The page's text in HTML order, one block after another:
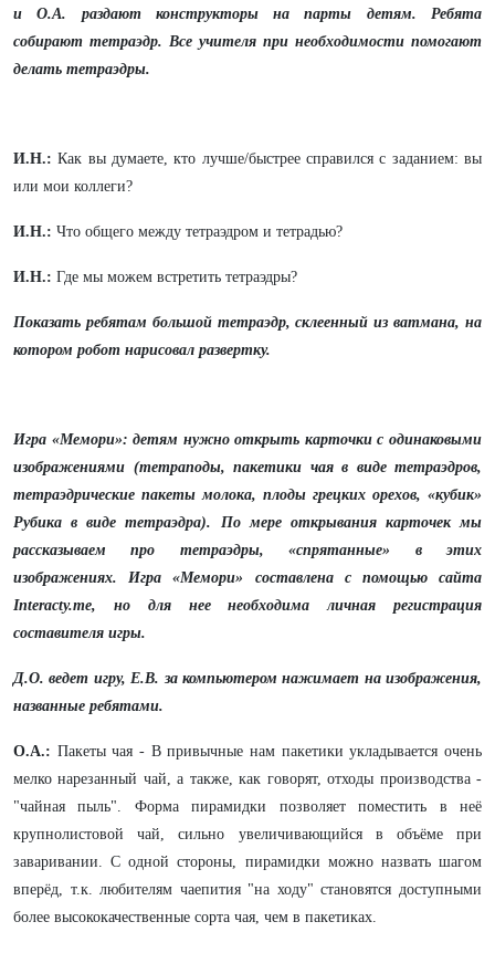
и О.А. раздают конструкторы на парты детям.
Ребята
собирают тетраэдр. Все учителя при необходимости помогают
делать тетраэдры.
И.Н.:Как вы думаете, кто лучше/быстрее справился с заданием: вы
или мои коллеги?
И.Н.: Что общего между тетраэдром и тетрадью?
И.Н.: Где мы можем встретить тетраэдры?
Показать ребятам большой тетраэдр, склеенный из ватмана, на
котором робот нарисовал развертку.
Игра «Мемори»: детям нужно открыть карточки с одинаковыми
изображениями (тетраподы, пакетики чая в виде тетраэдров,
тетраэдрические пакеты молока, плоды грецких орехов, «кубик»
Рубика в виде тетраэдра). По мере открывания карточек мы
рассказываем про тетраэдры, «спрятанные» в этих
изображениях. Игра «Мемори» составлена с помощью сайта
Interacty.me, но для нее необходима личная регистрация
составителя игры.
Д.О. ведет игру, Е.В. за компьютером нажимает на изображения,
названные ребятами.
О.А.: Пакеты чая - В привычные нам пакетики укладывается очень
мелко нарезанный чай, а также, как говорят, отходы производства -
"чайная пыль". Форма пирамидки позволяет поместить в неё
крупнолистовой чай, сильно увеличивающийся в объёме при
заваривании. С одной стороны, пирамидки можно назвать шагом
вперёд, т.к. любителям чаепития "на ходу" становятся доступными
более высококачественные сорта чая, чем в пакетиках.